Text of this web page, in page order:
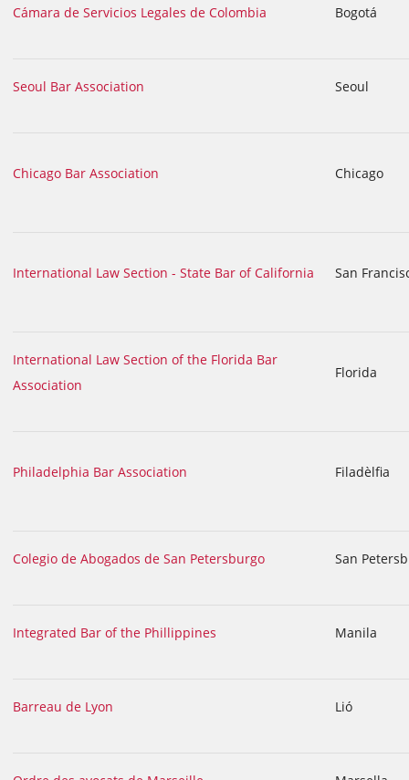
Cámara de Servicios Legales de Colombia Bogotá
Seoul Bar Association Seoul
Chicago Bar Association Chicago
International Law Section - State Bar of California San
International Law Section of the Florida Bar
Association
Florida
Philadelphia Bar Association Filadèlfia
Colegio de Abogados de San Petersburgo San
Integrated Bar of the Phillippines Manila
Barreau de Lyon Lió